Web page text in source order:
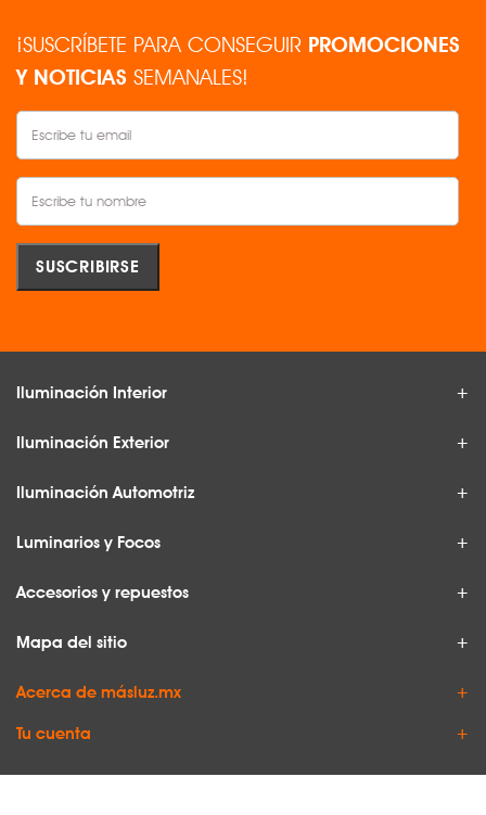
¡SUSCRÍBETE PARA CONSEGUIR PROMOCIONES
Y NOTICIAS SEMANALES!
Iluminación Interior
Iluminación Exterior
Iluminación Automotriz
Luminarios y Focos
Accesorios y repuestos
Mapa del sitio
Acerca de másluz.mx
Tu cuenta